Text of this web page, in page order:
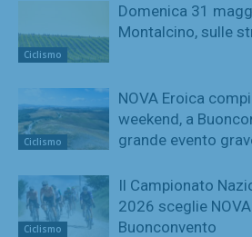
Ciclismo
Domenica 31
Montalcino, sulle
Ciclismo
NOVA Eroica
weekend, a
grande evento
Ciclismo
Il Campionato
2026 sceglie
Buonconvento